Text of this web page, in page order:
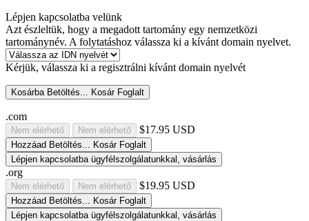
Lépjen kapcsolatba velünk
Azt észleltük, hogy a megadott tartomány egy nemzetközi
tartománynév. A folytatáshoz válassza ki a kívánt domain nyelvet.
Kérjük, válassza ki a regisztrálni kívánt domain nyelvét
Kosárba Betöltés... Kosár Foglalt
.com
Nem elérhető Nem elérhető $17.95 USD
Hozzáad Betöltés... Kosár Foglalt
Lépjen kapcsolatba ügyfélszolgálatunkkal, vásárlás
.org
Nem elérhető Nem elérhető $19.95 USD
Hozzáad Betöltés... Kosár Foglalt
Lépjen kapcsolatba ügyfélszolgálatunkkal, vásárlás